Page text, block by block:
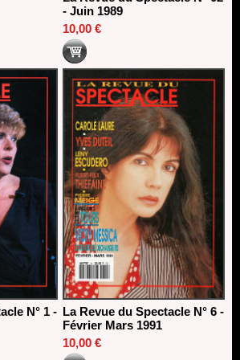
- Juin 1989
10,00 €
N° 1 - La Revue du Spectacle N° 6 -
Février Mars 1991
10,00 €